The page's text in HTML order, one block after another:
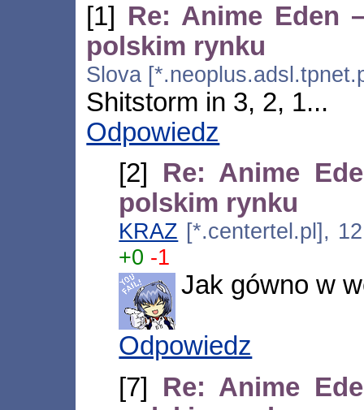
[1] Re: Anime Eden
polskim rynku
Slova
Shitstorm in 3, 2, 1...
Odpowiedz
[2] Re: Anime
polskim rynku
KRAZ [*.centertel.pl],
+0 -1
Jak gówno w
Odpowiedz
[7] Re: Anime